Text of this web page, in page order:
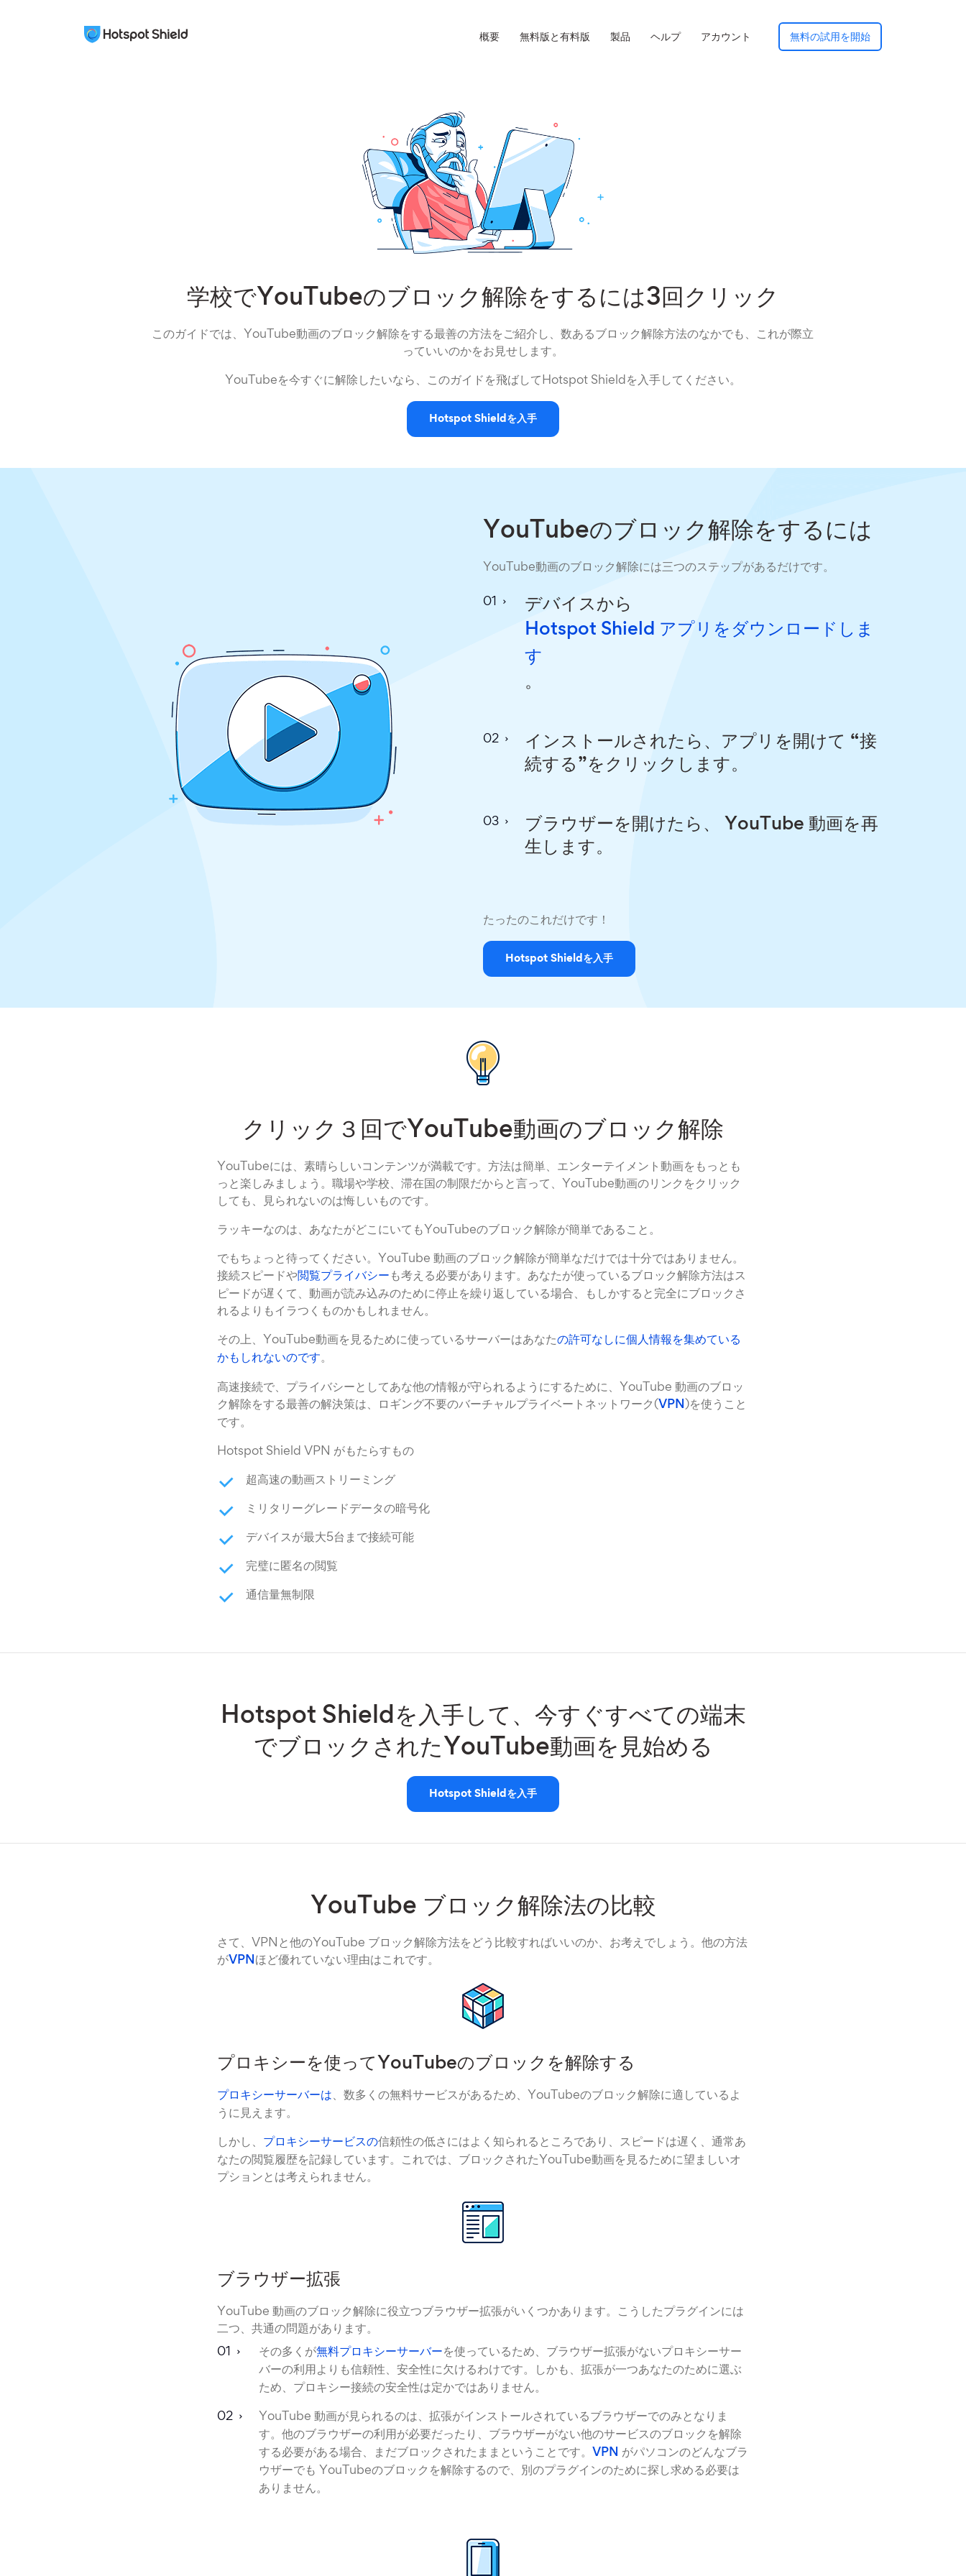
概要 無料版と有料版 製品 ヘルプ アカウント 無料の試用を開始
学校でYouTubeのブロック解除をするには3回クリック
このガイドでは、YouTube動画のブロック解除をする最善の方法をご紹介し、数あるブロック解除方法のなかでも、これが際立
っていいのかをお見せします。
YouTubeを今すぐに解除したいなら、このガイドを飛ばしてHotspot Shieldを入手してください。
Hotspot Shieldを入手
YouTubeのブロック解除をするには
YouTube動画のブロック解除には三つのステップがあるだけです。
デバイスから
Hotspot Shield アプリをダウンロードしま
す
。
インストールされたら、アプリを開けて “接
続する”をクリックします。
ブラウザーを開けたら、 YouTube 動画を再
生します。
たったのこれだけです！
Hotspot Shieldを入手
クリック３回でYouTube動画のブロック解除
YouTubeには、素晴らしいコンテンツが満載です。方法は簡単、エンターテイメント動画をもっとも
っと楽しみましょう。職場や学校、滞在国の制限だからと言って、YouTube動画のリンクをクリック
しても、見られないのは悔しいものです。
ラッキーなのは、あなたがどこにいてもYouTubeのブロック解除が簡単であること。
でもちょっと待ってください。YouTube 動画のブロック解除が簡単なだけでは十分ではありません。
接続スピードや閲覧プライバシー も考える必要があります。あなたが使っているブロック解除方法はス
ピードが遅くて、動画が読み込みのために停止を繰り返している場合、もしかすると完全にブロックさ
れるよりもイラつくものかもしれません。
その上、YouTube動画を見るために使っているサーバーはあなたの許可なしに個人情報を集めている
かもしれないのです。
高速接続で、プライバシーとしてあな他の情報が守られるようにするために、YouTube 動画のブロッ
ク解除をする最善の解決策は、ロギング不要のバーチャルプライベートネットワーク(VPN )を使うこと
です。
Hotspot Shield VPN がもたらすもの
超高速の動画ストリーミング
ミリタリーグレードデータの暗号化
デバイスが最大5台まで接続可能
完璧に匿名の閲覧
通信量無制限
Hotspot Shieldを入手して、今すぐすべての端末
でブロックされたYouTube動画を見始める
Hotspot Shieldを入手
YouTube ブロック解除法の比較
さて、VPNと他のYouTube ブロック解除方法をどう比較すればいいのか、お考えでしょう。他の方法
がVPN ほど優れていない理由はこれです。
プロキシーを使ってYouTubeのブロックを解除する
プロキシーサーバーは、数多くの無料サービスがあるため、YouTubeのブロック解除に適しているよ
うに見えます。
しかし、 プロキシーサービスの信頼性の低さにはよく知られるところであり、スピードは遅く、通常あ
なたの閲覧履歴を記録しています。これでは、ブロックされたYouTube動画を見るために望ましいオ
プションとは考えられません。
ブラウザー拡張
YouTube 動画のブロック解除に役立つブラウザー拡張がいくつかあります。こうしたプラグインには
二つ、共通の問題があります。
その多くが無料プロキシーサーバーを使っているため、ブラウザー拡張がないプロキシーサー
バーの利用よりも信頼性、安全性に欠けるわけです。しかも、拡張が一つあなたのために選ぶ
ため、プロキシー接続の安全性は定かではありません。
YouTube 動画が見られるのは、拡張がインストールされているブラウザーでのみとなりま
す。他のブラウザーの利用が必要だったり、ブラウザーがない他のサービスのブロックを解除
する必要がある場合、まだブロックされたままということです。 VPN がパソコンのどんなブラ
ウザーでも YouTubeのブロックを解除するので、別のプラグインのために探し求める必要は
ありません。